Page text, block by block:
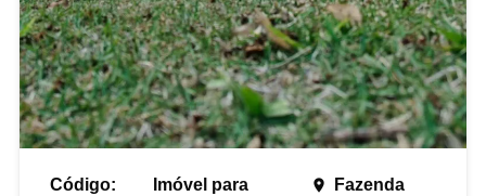
Código:
Imóvel para
place
Fazenda